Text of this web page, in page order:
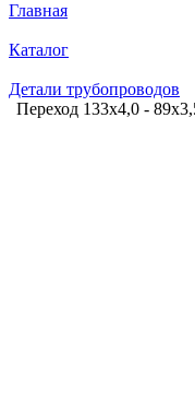
Главная
Каталог
Детали трубопроводов
Переход 133х4,0 -